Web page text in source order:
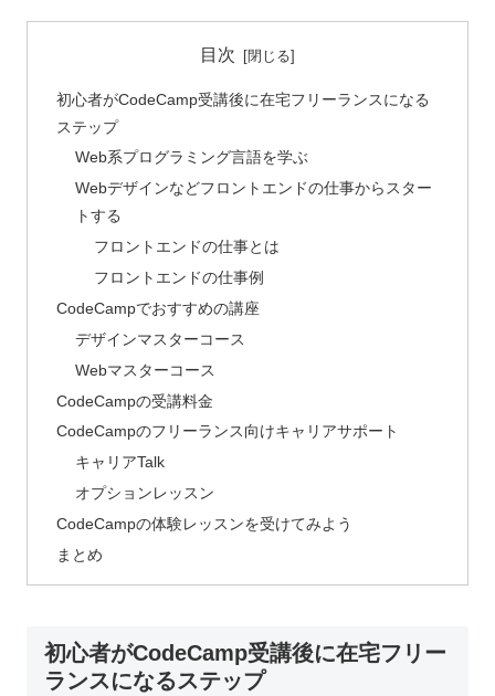
目次
初心者がCodeCamp受講後に在宅フリーランスになる
ステップ
Web系プログラミング言語を学ぶ
Webデザインなどフロントエンドの仕事からスター
トする
フロントエンドの仕事とは
フロントエンドの仕事例
CodeCampでおすすめの講座
デザインマスターコース
Webマスターコース
CodeCampの受講料金
CodeCampのフリーランス向けキャリアサポート
キャリアTalk
オプションレッスン
CodeCampの体験レッスンを受けてみよう
まとめ
初心者がCodeCamp受講後に在宅フリー
ランスになるステップ